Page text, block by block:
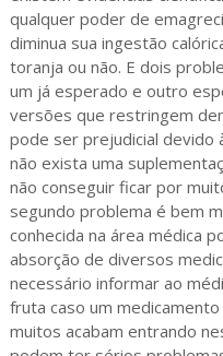
qualquer poder de
diminua sua ingestão
toranja ou não. E dois
um já esperado e outro
versões que restringem
pode ser prejudicial devido
não exista uma
não conseguir ficar por
segundo problema é bem
conhecida na área médica
absorção de diversos
necessário informar ao
fruta caso um
muitos acabam entrando